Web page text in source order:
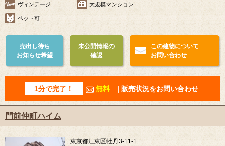
ヴィンテージ 大規模マンション
ペット可
売出し待ち
お知らせ希望
未公開情報の
確認
この建物について
お問い合わせ
1分で完了！ 無料 | 販売状況をお問い合わせ
門前仲町ハイム
東京都江東区牡丹3-11-1